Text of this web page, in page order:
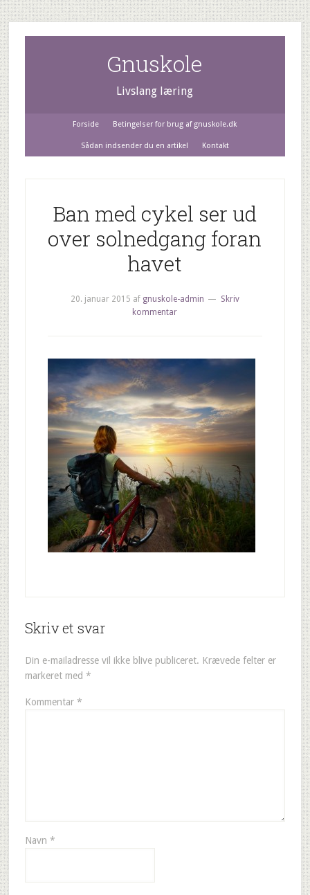
Gnuskole
Livslang læring
Forside Betingelser for brug af gnuskole.dk
Sådan indsender du en artikel Kontakt
Ban med cykel ser ud
over solnedgang foran
havet
20. januar 2015 af gnuskole-admin
Skriv
kommentar
Skriv et svar
Din e-mailadresse vil ikke blive publiceret. Krævede felter er
markeret med *
Kommentar *
Navn *